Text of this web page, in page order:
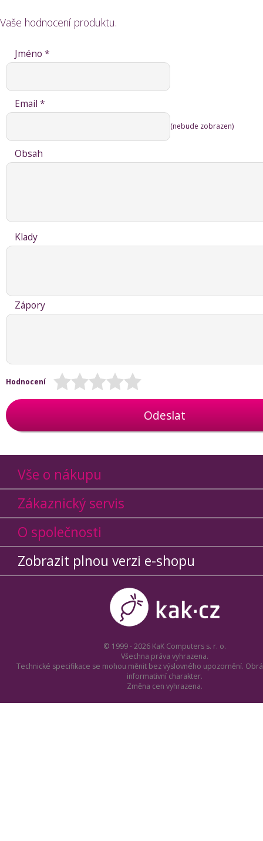
Vaše hodnocení produktu.
Jméno *
Email *
(nebude zobrazen)
Obsah
Klady
Zápory
Hodnocení
Odeslat
Vše o nákupu
Zákaznický servis
O společnosti
Zobrazit plnou verzi e-shopu
© 1999 - 2026 KaK Computers s. r. o.
Všechna práva vyhrazena.
Technické specifikace se mohou měnit bez výslovného upozornění.
informativní charakter.
Změna cen vyhrazena.